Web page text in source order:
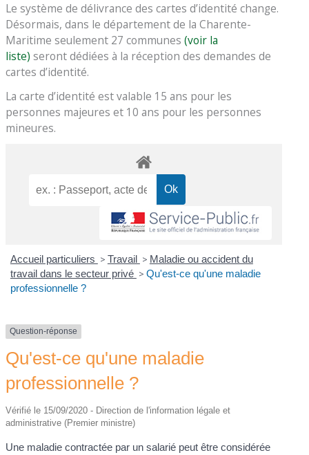
Le système de délivrance des cartes d’identité change.
Désormais, dans le département de la Charente-
Maritime seulement 27 communes(voir la
liste) seront dédiées à la réception des demandes de
cartes d’identité.
La carte d’identité est valable 15 ans pour les
personnes majeures et 10 ans pour les personnes
mineures.
Accueil particuliers > Travail > Maladie ou accident du
travail dans le secteur privé > Qu'est-ce qu'une maladie
professionnelle ?
Question-réponse
Qu'est-ce qu'une maladie
professionnelle ?
Vérifié le 15/09/2020 - Direction de l'information légale et
administrative (Premier ministre)
Une maladie contractée par un salarié peut être considérée